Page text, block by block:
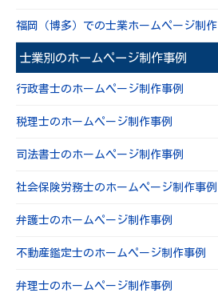
福岡（博多）での士業ホームページ制作
士業別のホームページ制作事例
行政書士のホームページ制作事例
税理士のホームページ制作事例
司法書士のホームページ制作事例
社会保険労務士のホームページ制作事例
弁護士のホームページ制作事例
不動産鑑定士のホームページ制作事例
弁理士のホームページ制作事例